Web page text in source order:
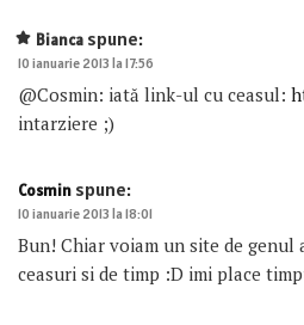
Bianca spune:
10 ianuarie 2013 la 17:56
@Cosmin: iată link-ul cu ceasul:
intarziere ;)
Cosmin spune:
10 ianuarie 2013 la 18:01
Bun! Chiar voiam un site de genul
ceasuri si de timp :D imi place